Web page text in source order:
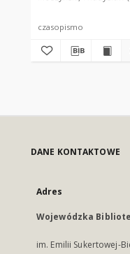
czasopismo
DANE KONTAKTOWE
Adres
Wojewódzka
im. Emilii Sukertowej-